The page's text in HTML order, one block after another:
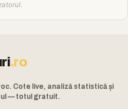
.ro
Cote live, analiză statistică și
— totul gratuit.